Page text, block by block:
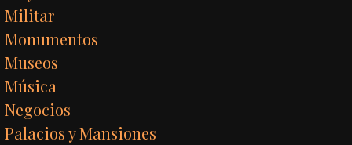
Militar
Monumentos
Museos
Música
Negocios
Palacios y Mansiones